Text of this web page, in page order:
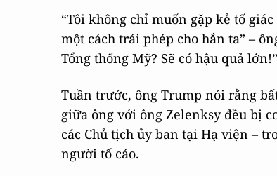
“Tôi không chỉ muốn gặp kẻ tố
một cách trái phép cho hắn ta” –
Tổng thống Mỹ? Sẽ có hậu quả
Tuần trước, ông Trump nói rằng
giữa ông với ông Zelenksy đều bị
các Chủ tịch ủy ban tại Hạ viện –
người tố cáo.